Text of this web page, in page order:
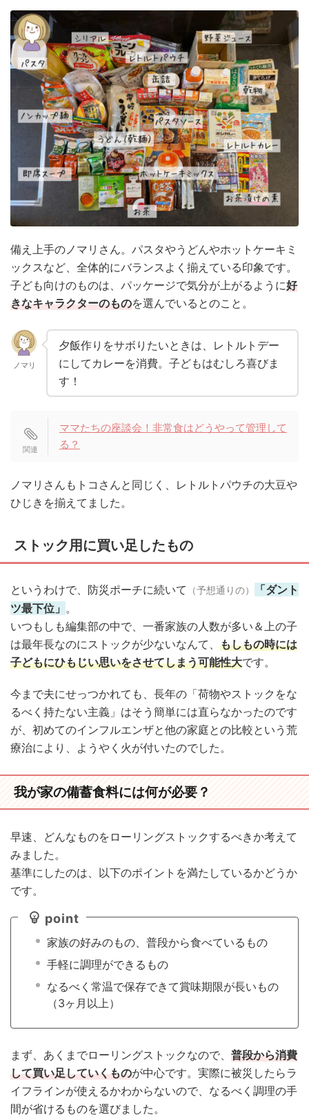
備え上手のノマリさん。パスタやうどんやホットケーキミ
ックスなど、全体的にバランスよく揃えている印象です。
子ども向けのものは、パッケージで気分が上がるように好
きなキャラクターのものを選んでいるとのこと。
ノマリ
夕飯作りをサボりたいときは、レトルトデー
にしてカレーを消費。子どもはむしろ喜びま
す！
ママたちの座談会！非常食はどうやって管理して
る？
ノマリさんもトコさんと同じく、レトルトパウチの大豆や
ひじきを揃えてました。
ストック用に買い足したもの
というわけで、防災ポーチに続いて （予想通りの）
「ダント
ツ最下位」 。
いつもしも編集部の中で、一番家族の人数が多い＆上の子
は最年長なのにストックが少ないなんて、 もしもの時には
子どもにひもじい思いをさせてしまう可能性大です。
今まで夫にせっつかれても、長年の「荷物やストックをな
るべく持たない主義」はそう簡単には直らなかったのです
が、初めてのインフルエンザと他の家庭との比較という荒
療治により、ようやく火が付いたのでした。
我が家の備蓄食料には何が必要？
早速、どんなものをローリングストックするべきか考えて
みました。
基準にしたのは、以下のポイントを満たしているかどうか
です。
point
家族の好みのもの、普段から食べているもの
手軽に調理ができるもの
なるべく常温で保存できて賞味期限が長いもの
（3ヶ月以上）
まず、あくまでローリングストックなので、 普段から消費
して買い足していくものが中心です。実際に被災したらラ
イフラインが使えるかわからないので、なるべく調理の手
間が省けるものを選びました。